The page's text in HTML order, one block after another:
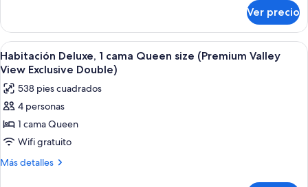
a
la
montaña
(Superior
Mountain
View
Twin
Bed)
estándar,
camas
individuales,
a
la
montaña
(Superior
Mountain
Twin
Ver precio
Abrir
todas
las
fotos
de
Habitación
Deluxe,
1
Un baño moderno con dos
5
Habitación Deluxe, 1 cama Queen size (Premium Valley
View Exclusive Double)
538 pies cuadrados
4 personas
1 cama Queen
Wifi gratuito
Más detalles
Más